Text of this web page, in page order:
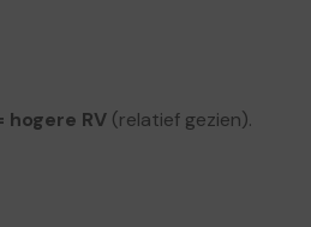
hogere RV (relatief gezien).